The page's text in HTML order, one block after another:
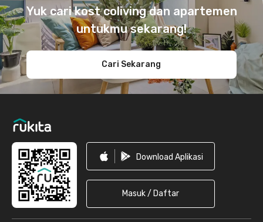
Yuk cari kost coliving dan apartemen
untukmu sekarang!
Cari Sekarang
Download Aplikasi
Masuk / Daftar